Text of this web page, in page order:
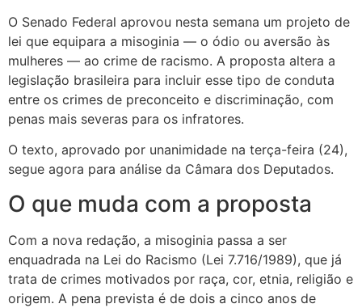
O Senado Federal aprovou nesta semana um projeto de
lei que equipara a misoginia — o ódio ou aversão às
mulheres — ao crime de racismo. A proposta altera a
legislação brasileira para incluir esse tipo de conduta
entre os crimes de preconceito e discriminação, com
penas mais severas para os infratores.
O texto, aprovado por unanimidade na terça-feira (24),
segue agora para análise da Câmara dos Deputados.
O que muda com a proposta
Com a nova redação, a misoginia passa a ser
enquadrada na Lei do Racismo (Lei 7.716/1989), que já
trata de crimes motivados por raça, cor, etnia, religião e
origem. A pena prevista é de dois a cinco anos de